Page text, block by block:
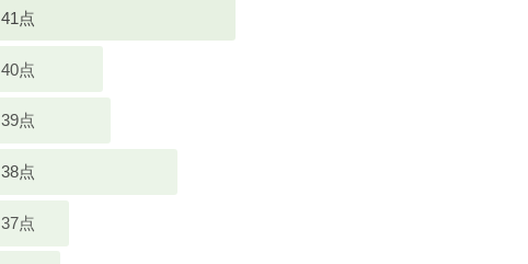
41点
40点
39点
38点
37点